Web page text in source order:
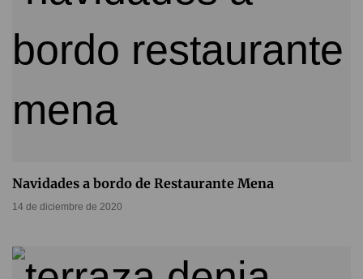
Navidades a bordo de Restaurante Mena
14 de diciembre de 2020